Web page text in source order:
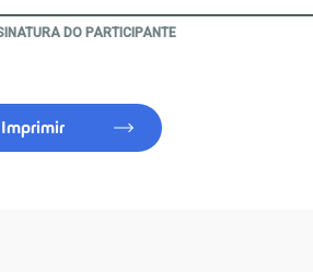
DO PARTICIPANTE
Imprimir